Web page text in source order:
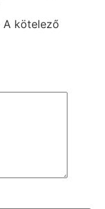
A kötelező